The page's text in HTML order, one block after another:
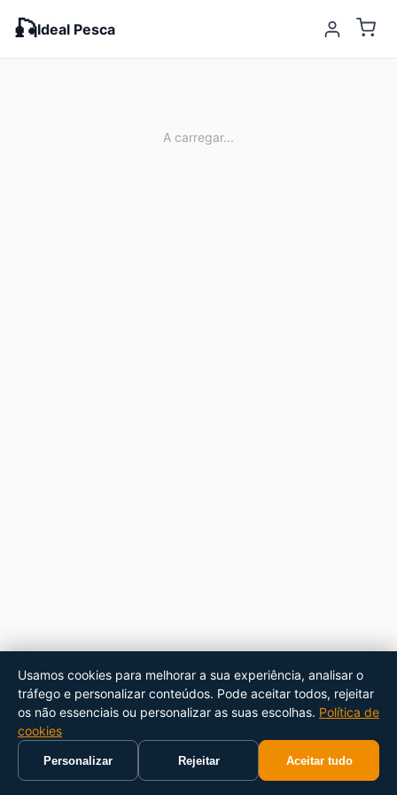
🎣Ideal Pesca
A carregar...
Usamos cookies para melhorar a sua experiência, analisar o
tráfego e personalizar conteúdos. Pode aceitar todos, rejeitar
os não essenciais ou personalizar as suas escolhas. Política de
cookies
Personalizar Rejeitar Aceitar tudo